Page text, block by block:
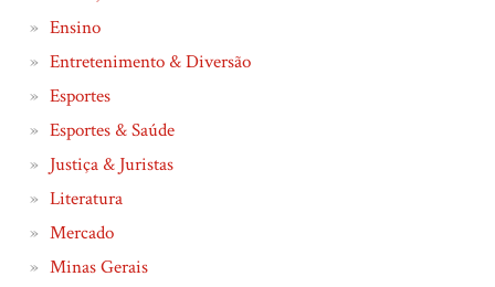
Ensino
Entretenimento & Diversão
Esportes
Esportes & Saúde
Justiça & Juristas
Literatura
Mercado
Minas Gerais